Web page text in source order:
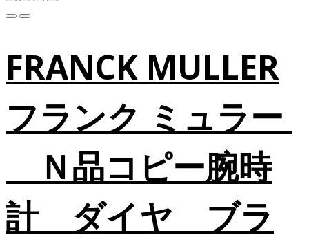
FRANCK MULLER
フランク ミュラー
Ｎ品コピー腕時
計 ダイヤ ブラ